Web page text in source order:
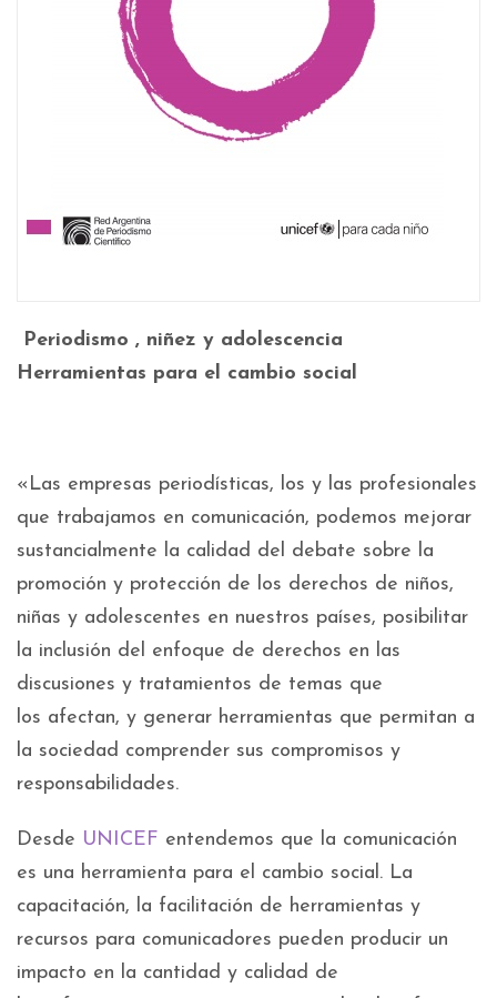
Periodismo , niñez y adolescencia
Herramientas para el cambio social
«Las empresas periodísticas, los y las profesionales
que trabajamos en comunicación, podemos mejorar
sustancialmente la calidad del debate sobre la
promoción y protección de los derechos de niños,
niñas y adolescentes en nuestros países, posibilitar
la inclusión del enfoque de derechos en las
discusiones y tratamientos de temas que
los afectan, y generar herramientas que permitan a
la sociedad comprender sus compromisos y
responsabilidades.
Desde UNICEF entendemos que la comunicación
es una herramienta para el cambio social. La
capacitación, la facilitación de herramientas y
recursos para comunicadores pueden producir un
impacto en la cantidad y calidad de